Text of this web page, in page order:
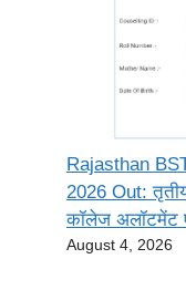
Rajasthan
2026 Out:
कॉलेज अलॉटमेंट
August 4, 2026